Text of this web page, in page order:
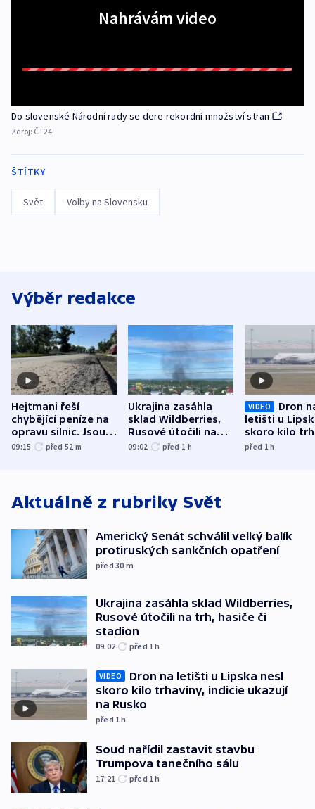
Nahrávám video
Do slovenské Národní rady se dere rekordní množství stran
Zdroj: ČT24
ŠTÍTKY
Svět Volby na Slovensku
Výběr redakce
Hejtmani řeší
chybějící peníze na
opravu silnic. Jsou
nenárokové, namítá
09:15 před 52 m
Ukrajina zasáhla
sklad Wildberries,
Rusové útočili na
trh, hasiče či
09:02 před 1 h
VIDEO
Dron
letišti u
skoro kilo
indicie
před 1h
Aktuálně z rubriky Svět
Americký Senát schválil velký balík
protiruských sankčních opatření
před 30 m
Ukrajina zasáhla sklad Wildberries,
Rusové útočili na trh, hasiče či
stadion
09:02 před 1h
VIDEO
Dron na letišti u Lipska nesl
skoro kilo trhaviny, indicie ukazují
na Rusko
před 1h
Soud nařídil zastavit stavbu
Trumpova tanečního sálu
17:21 před 1h